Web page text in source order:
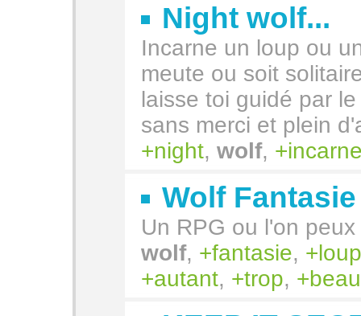
Night wolf...
Incarne un loup ou
meute ou soit
laisse toi guidé par
sans merci et plein
night, wolf,
Wolf Fantasie
Un RPG ou l'on
wolf, fantasie,
loup
autant, trop, beau